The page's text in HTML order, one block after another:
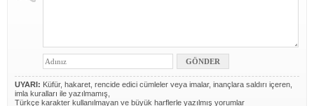
UYARI: Küfür, hakaret, rencide edici cümleler veya imalar, inançlara saldırı içeren,
imla kuralları ile yazılmamış,
Türkçe karakter kullanılmayan ve büyük harflerle yazılmış yorumlar